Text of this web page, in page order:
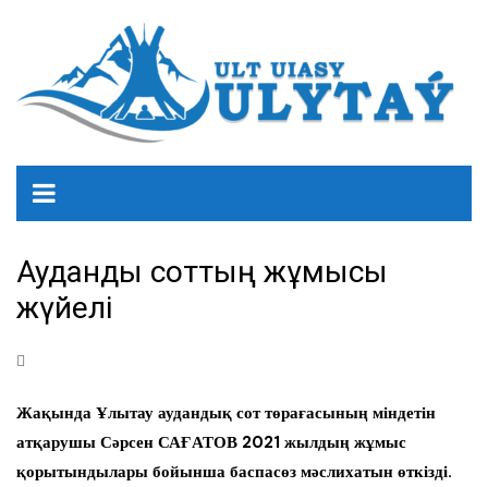
Аудандық соттың жұмысы
жүйелі
Жақында Ұлытау аудандық сот төрағасының міндетін
атқарушы Сәрсен САҒАТОВ 2021 жылдың жұмыс
қорытындылары бойынша баспасөз мәслихатын өткізді.